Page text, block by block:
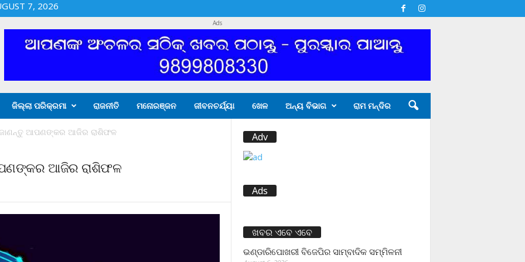
7, 2026
Ads
ଜିଲ୍ଲା ପରିକ୍ରମା ରାଜନୀତି ମନୋରଞ୍ଜନ ଜୀବନଚର୍ଯ୍ୟା ଖେଳ ଅନ୍ୟ ବିଭାଗ ରାମ ମନ୍ଦିର
ଆପଣଙ୍କର ଆଜିର ରାଶିଫଳ
ଆଜିର ରାଶିଫଳ
Adv
Ads
ଖବର ଏବେ ଏବେ
ଭଣ୍ଡାରିପୋଖରୀ ବିଜେପିର ସାମ୍ବାଦିକ ସମ୍ମିଳନୀ